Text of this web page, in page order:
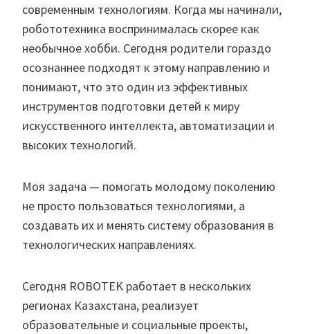
современным технологиям. Когда мы начинали,
робототехника воспринималась скорее как
необычное хобби. Сегодня родители гораздо
осознаннее подходят к этому направлению и
понимают, что это один из эффективных
инструментов подготовки детей к миру
искусственного интеллекта, автоматизации и
высоких технологий.
Моя задача — помогать молодому поколению
не просто пользоваться технологиями, а
создавать их и менять систему образования в
технологических направлениях.
Сегодня ROBOTEK работает в нескольких
регионах Казахстана, реализует
образовательные и социальные проекты,